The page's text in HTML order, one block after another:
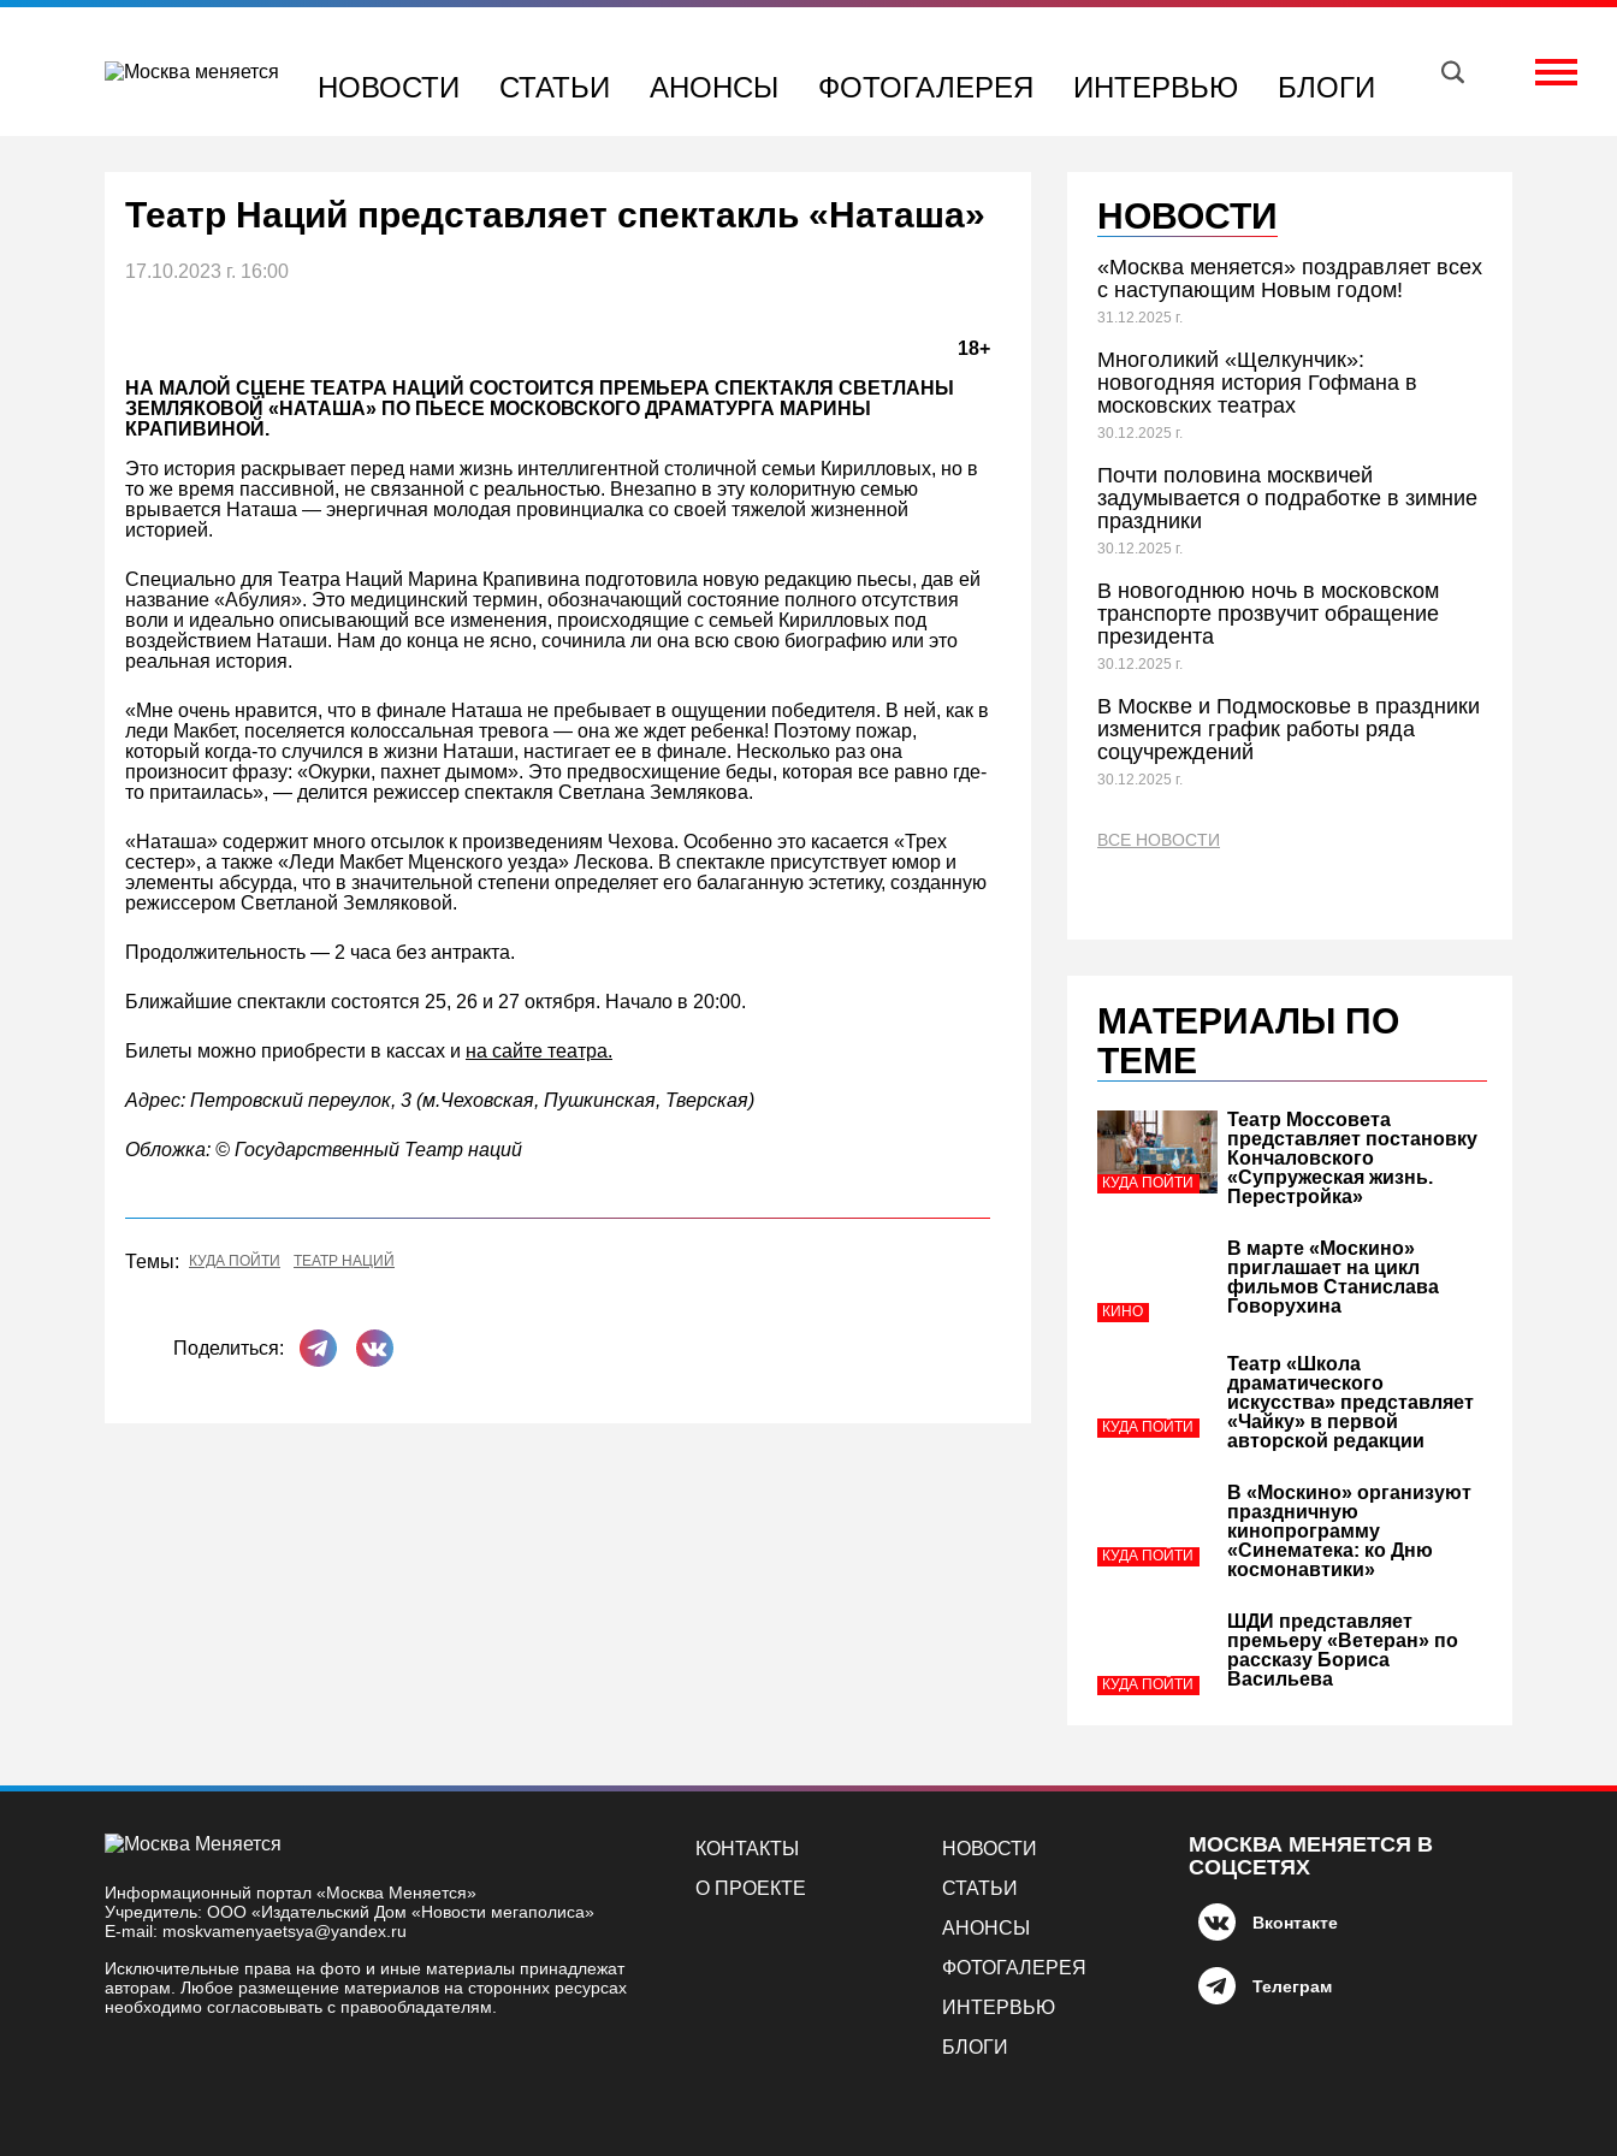
Перейти
НОВОСТИ СТАТЬИ АНОНСЫ ФОТОГАЛЕРЕЯ ИНТЕРВЬЮ БЛОГИ
Театр Наций представляет спектакль «Наташа»
17.10.2023 г. 16:00
18+
НА МАЛОЙ СЦЕНЕ ТЕАТРА НАЦИЙ СОСТОИТСЯ ПРЕМЬЕРА СПЕКТАКЛЯ СВЕТЛАНЫ
ЗЕМЛЯКОВОЙ «НАТАША» ПО ПЬЕСЕ МОСКОВСКОГО ДРАМАТУРГА МАРИНЫ
КРАПИВИНОЙ.
Это история раскрывает перед нами жизнь интеллигентной столичной семьи Кирилловых, но в
то же время пассивной, не связанной с реальностью. Внезапно в эту колоритную семью
врывается Наташа — энергичная молодая провинциалка со своей тяжелой жизненной
историей.
Специально для Театра Наций Марина Крапивина подготовила новую редакцию пьесы, дав ей
название «Абулия». Это медицинский термин, обозначающий состояние полного отсутствия
воли и идеально описывающий все изменения, происходящие с семьей Кирилловых под
воздействием Наташи. Нам до конца не ясно, сочинила ли она всю свою биографию или это
реальная история.
«Мне очень нравится, что в финале Наташа не пребывает в ощущении победителя. В ней, как в
леди Макбет, поселяется колоссальная тревога — она же ждет ребенка! Поэтому пожар,
который когда-то случился в жизни Наташи, настигает ее в финале. Несколько раз она
произносит фразу: «Окурки, пахнет дымом». Это предвосхищение беды, которая все равно где-
то притаилась», — делится режиссер спектакля Светлана Землякова.
«Наташа» содержит много отсылок к произведениям Чехова. Особенно это касается «Трех
сестер», а также «Леди Макбет Мценского уезда» Лескова. В спектакле присутствует юмор и
элементы абсурда, что в значительной степени определяет его балаганную эстетику, созданную
режиссером Светланой Земляковой.
Продолжительность — 2 часа без антракта.
Ближайшие спектакли состоятся 25, 26 и 27 октября. Начало в 20:00.
Билеты можно приобрести в кассах и на сайте театра.
Адрес: Петровский переулок, 3 (м.Чеховская, Пушкинская, Тверская)
Обложка: © Государственный Театр наций
Темы: КУДА ПОЙТИ ТЕАТР НАЦИЙ
Поделиться:
Поделиться в Телеграме
Поделиться ВКонтакте
НОВОСТИ
«Москва меняется» поздравляет всех
с наступающим Новым годом!
31.12.2025 г.
Многоликий «Щелкунчик»:
новогодняя история Гофмана в
московских театрах
30.12.2025 г.
Почти половина москвичей
задумывается о подработке в зимние
праздники
30.12.2025 г.
В новогоднюю ночь в московском
транспорте прозвучит обращение
президента
30.12.2025 г.
В Москве и Подмосковье в праздники
изменится график работы ряда
соцучреждений
30.12.2025 г.
ВСЕ НОВОСТИ
МАТЕРИАЛЫ ПО
ТЕМЕ
КУДА ПОЙТИ
Театр Моссовета
представляет постановку
Кончаловского
«Супружеская жизнь.
Перестройка»
КИНО
В марте «Москино»
приглашает на цикл
фильмов Станислава
Говорухина
КУДА ПОЙТИ
Театр «Школа
драматического
искусства» представляет
«Чайку» в первой
авторской редакции
КУДА ПОЙТИ
В «Москино» организуют
праздничную
кинопрограмму
«Синематека: ко Дню
космонавтики»
КУДА ПОЙТИ
ШДИ представляет
премьеру «Ветеран» по
рассказу Бориса
Васильева
Информационный портал «Москва Меняется»
Учредитель: ООО «Издательский Дом «Новости мегаполиса»
E-mail: moskvamenyaetsya@yandex.ru
Исключительные права на фото и иные материалы принадлежат
авторам. Любое размещение материалов на сторонних ресурсах
необходимо согласовывать с правообладателям.
КОНТАКТЫ
О ПРОЕКТЕ
НОВОСТИ
СТАТЬИ
АНОНСЫ
ФОТОГАЛЕРЕЯ
ИНТЕРВЬЮ
БЛОГИ
МОСКВА МЕНЯЕТСЯ В
СОЦСЕТЯХ
Вконтакте
Телеграм